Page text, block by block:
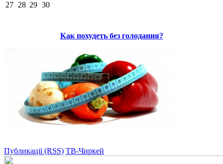
27 28 29 30
Как похудеть без голодания?
Публикації (RSS) ТВ-Чиркей